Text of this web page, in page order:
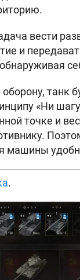
вести
и
танк
«Ни
точке и
машины
.